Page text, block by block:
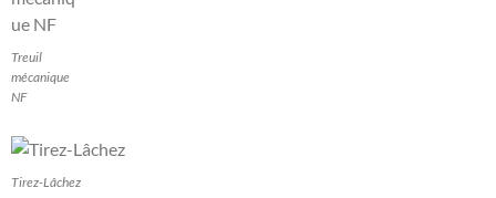
Treuil
mécanique
NF
Tirez-Lâchez